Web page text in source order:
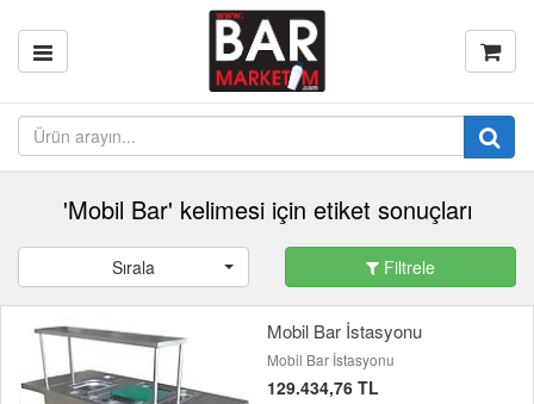
'Mobil Bar' kelimesi için etiket sonuçları
Sırala Filtrele
Mobil Bar İstasyonu
Mobil Bar İstasyonu
129.434,76 TL